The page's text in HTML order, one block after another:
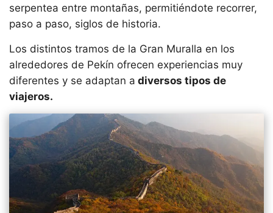
serpentea entre montañas, permitiéndote recorrer,
paso a paso, siglos de historia.
Los distintos tramos de la Gran Muralla en los
alrededores de Pekín ofrecen experiencias muy
diferentes y se adaptan a diversos tipos de
viajeros.